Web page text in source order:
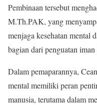
Pembinaan tersebut
M.Th.PAK, yang
menjaga kesehatan mental
bagian dari penguatan
Dalam pemaparannya,
mental memiliki peran
manusia, terutama dalam